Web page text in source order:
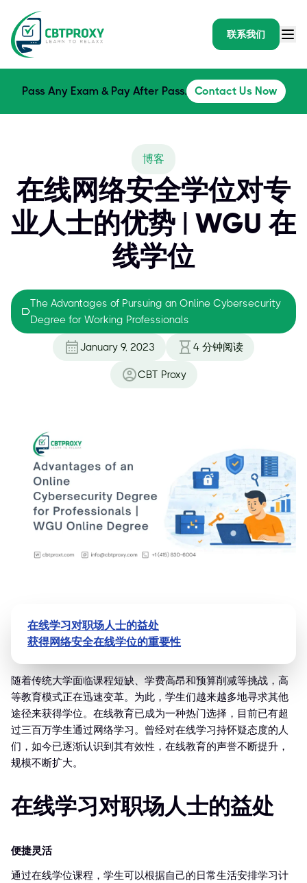
联系我们
Pass Any Exam & Pay After Pass. Contact Us Now
博客
在线网络安全学位对专
业人士的优势 | WGU 在
线学位
The Advantages of Pursuing an Online Cybersecurity
Degree for Working Professionals
January 9, 2023 4 分钟阅读
CBT Proxy
在线学习对职场人士的益处
获得网络安全在线学位的重要性
随着传统大学面临课程短缺、学费高昂和预算削减等挑战，高
等教育模式正在迅速变革。为此，学生们越来越多地寻求其他
途径来获得学位。在线教育已成为一种热门选择，目前已有超
过三百万学生通过网络学习。曾经对在线学习持怀疑态度的人
们，如今已逐渐认识到其有效性，在线教育的声誉不断提升，
规模不断扩大。
在线学习对职场人士的益处
便捷灵活
通过在线学位课程，学生可以根据自己的日常生活安排学习计